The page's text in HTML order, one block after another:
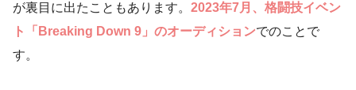
が裏目に出たこともあります。 2023年7月、格闘技イベン
ト「Breaking Down 9」のオーディションでのことで
す。